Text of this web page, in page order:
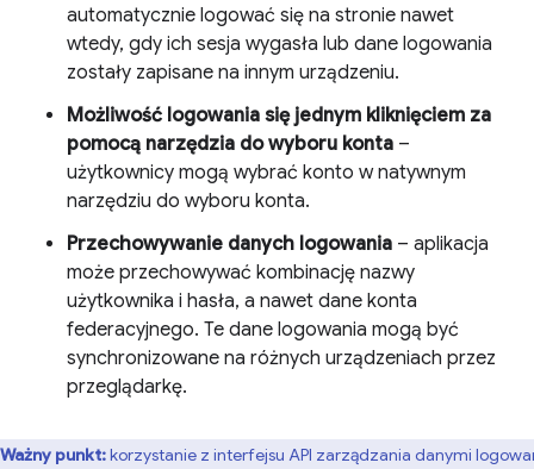
automatycznie logować się na stronie nawet
wtedy, gdy ich sesja wygasła lub dane logowania
zostały zapisane na innym urządzeniu.
Możliwość logowania się jednym kliknięciem za
pomocą narzędzia do wyboru konta –
użytkownicy mogą wybrać konto w natywnym
narzędziu do wyboru konta.
Przechowywanie danych logowania – aplikacja
może przechowywać kombinację nazwy
użytkownika i hasła, a nawet dane konta
federacyjnego. Te dane logowania mogą być
synchronizowane na różnych urządzeniach przez
przeglądarkę.
Ważny punkt:korzystanie z interfejsu API zarządzania danymi